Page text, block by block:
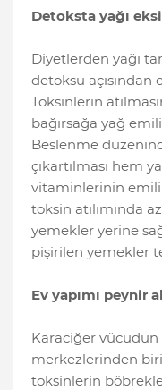
Detoksta yağı
Diyetlerden yağı
detoksu
Toksinlerin
bağırsağa yağ
Beslenme
çıkartılması hem
vitaminlerinin
toksin atılımında
yemekler yerine
pişirilen yemekler
Ev yapımı peynir
Karaciğer
merkezlerinden
toksinlerin